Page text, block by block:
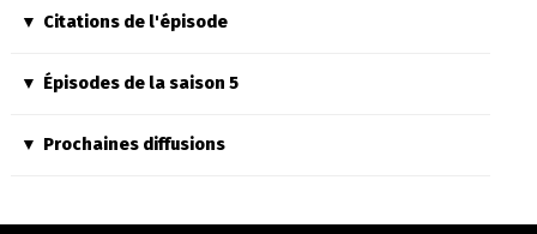
Citations de l'épisode
Épisodes de la saison 5
Prochaines diffusions